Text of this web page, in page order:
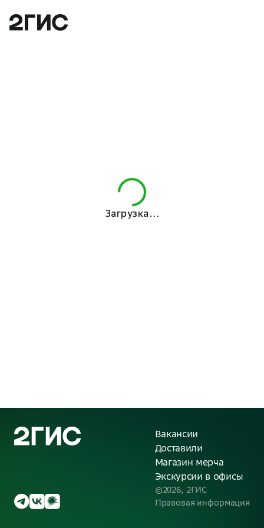
Загрузка…
Вакансии
Доставили
Магазин мерча
Экскурсии в офисы
©2026, 2ГИС
Правовая информация